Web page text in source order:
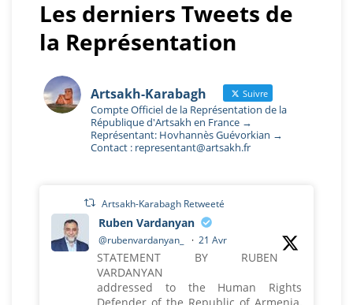
Les derniers Tweets de
la Représentation
Artsakh-Karabagh Suivre
Compte Officiel de la Représentation de la
République d'Artsakh en France →
Représentant: Hovhannès Guévorkian →
Contact : representant@artsakh.fr
Artsakh-Karabagh Retweeté
Ruben Vardanyan
@rubenvardanyan_ · 21 Avr
STATEMENT BY RUBEN
VARDANYAN
addressed to the Human Rights
Defender of the Republic of Armenia,